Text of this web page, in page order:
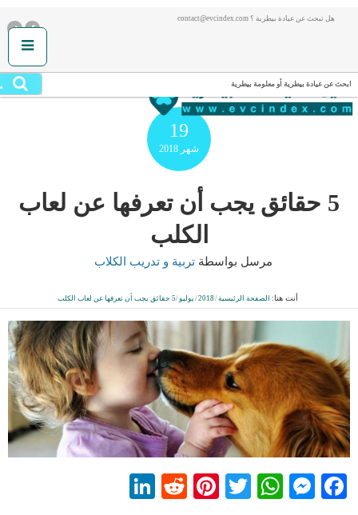
هل تبحث عن عيادة بيطرية ؟ contact@evcindex.com
ابحث عن عيادة بيطرية أو معلومة بيطرية
19
شهر 2018
5 حقائق يجب أن تعرفها عن لعاب
الكلب
مرسل بواسطةتربية و تدريب الكلاب
أنت هنا: الصفحة الرئيسية/
2018
/ يوليو/5 حقائق يجب أن تعرفها عن لعاب الكلب
Facebook
Messenger
WhatsApp
Twitter
Pinterest
Reddit